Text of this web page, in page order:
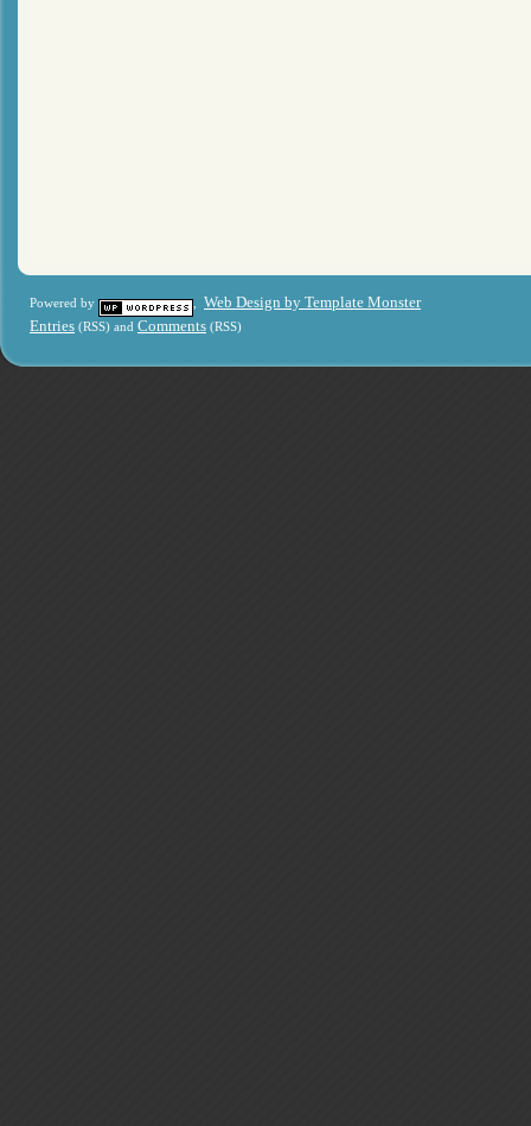
Powered by
Web Design by Template Monster
Entries (RSS) and Comments (RSS)